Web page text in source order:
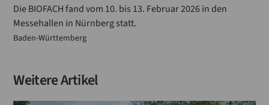
Die BIOFACH fand vom 10. bis 13. Februar 2026 in den
Messehallen in Nürnberg statt.
Baden-Württemberg
Weitere Artikel